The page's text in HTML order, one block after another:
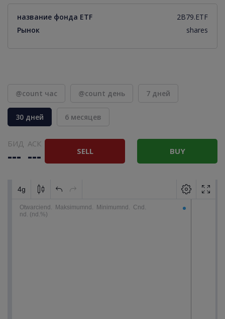
название фонда ETF
2B79.ETF
Рынок
shares
@count час @count день 7 дней
30 дней 6 месяцев
БИД
---
АСК
--- SELL BUY